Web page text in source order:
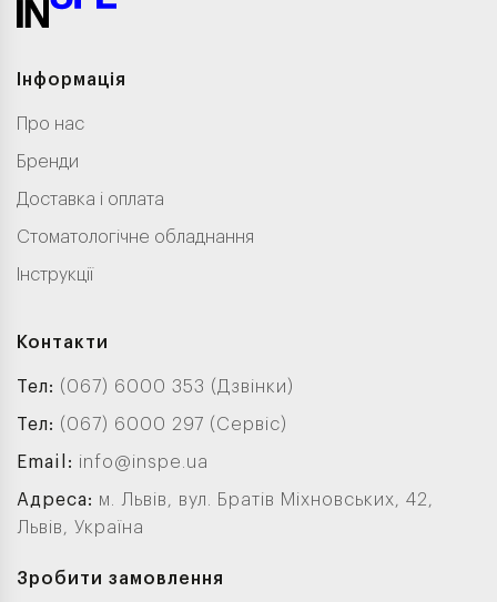
Інформація
Про нас
Бренди
Доставка і оплата
Стоматологічне обладнання
Інструкції
Контакти
Тел: (067) 6000 353 (Дзвінки)
Тел: (067) 6000 297 (Сервіс)
Email: info@inspe.ua
Адреса: м. Львів, вул. Братів Міхновських, 42,
Львів, Україна
Зробити замовлення